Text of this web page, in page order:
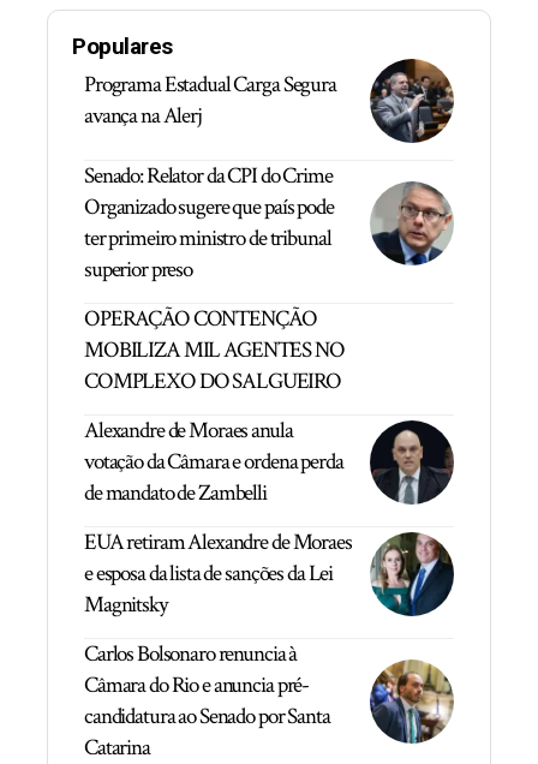
Populares
Programa Estadual Carga Segura
avança na Alerj
Senado: Relator da CPI do Crime
Organizado sugere que país pode
ter primeiro ministro de tribunal
superior preso
OPERAÇÃO CONTENÇÃO
MOBILIZA MIL AGENTES NO
COMPLEXO DO SALGUEIRO
Alexandre de Moraes anula
votação da Câmara e ordena perda
de mandato de Zambelli
EUA retiram Alexandre de Moraes
e esposa da lista de sanções da Lei
Magnitsky
Carlos Bolsonaro renuncia à
Câmara do Rio e anuncia pré-
candidatura ao Senado por Santa
Catarina